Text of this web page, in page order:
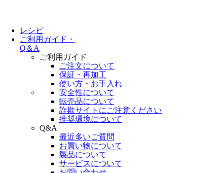
レシピ
ご利用ガイド・
Q＆A
ご利用ガイド
ご注文について
保証・再加工
使い方・お手入れ
安全性について
転売品について
詐欺サイトにご注意ください
推奨環境について
Q&A
最近多いご質問
お買い物について
製品について
サービスについて